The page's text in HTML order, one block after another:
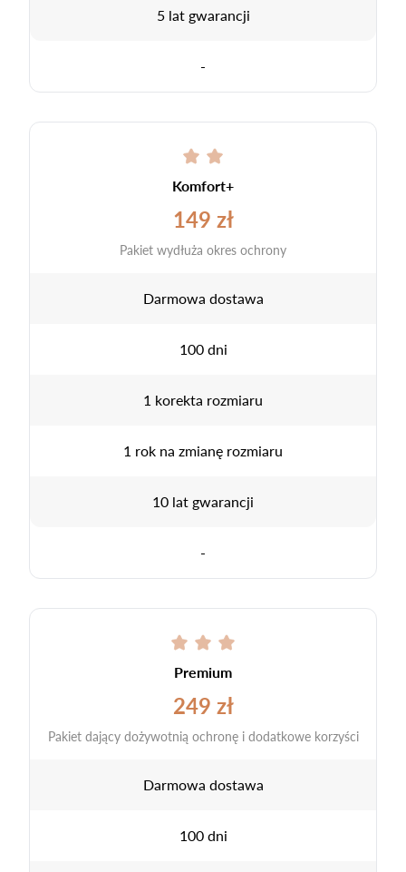
5 lat gwarancji
-
Komfort+
149 zł
Pakiet wydłuża okres ochrony
Darmowa dostawa
100 dni
1 korekta rozmiaru
1 rok na zmianę rozmiaru
10 lat gwarancji
-
Premium
249 zł
Pakiet dający dożywotnią ochronę i dodatkowe korzyści
Darmowa dostawa
100 dni